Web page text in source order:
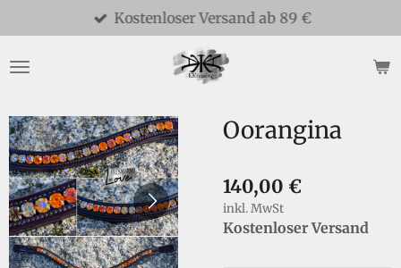
Hauptinhalt
springen
Kostenloser Versand ab 89 €
Oorangina
140,00 €
inkl. MwSt
Kostenloser Versand